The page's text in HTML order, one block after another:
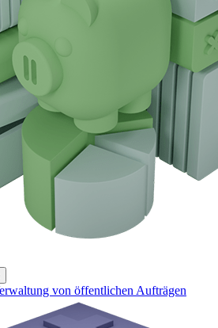
von öffentlichen Aufträgen